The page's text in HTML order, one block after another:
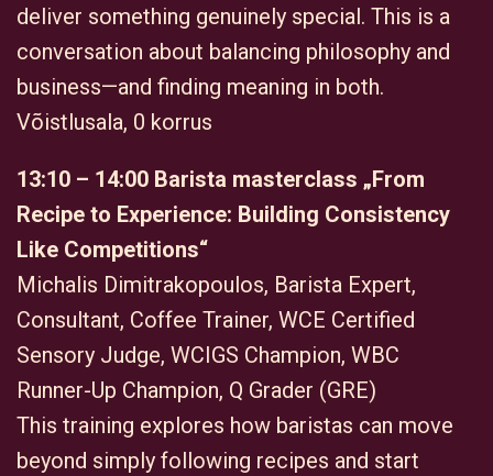
deliver something genuinely special. This is a
conversation about balancing philosophy and
business—and finding meaning in both.
Võistlusala, 0 korrus
13:10 – 14:00 Barista masterclass „From
Recipe to Experience: Building Consistency
Like Competitions“
Michalis Dimitrakopoulos, Barista Expert,
Consultant, Coffee Trainer, WCE Certified
Sensory Judge, WCIGS Champion, WBC
Runner-Up Champion, Q Grader (GRE)
This training explores how baristas can move
beyond simply following recipes and start